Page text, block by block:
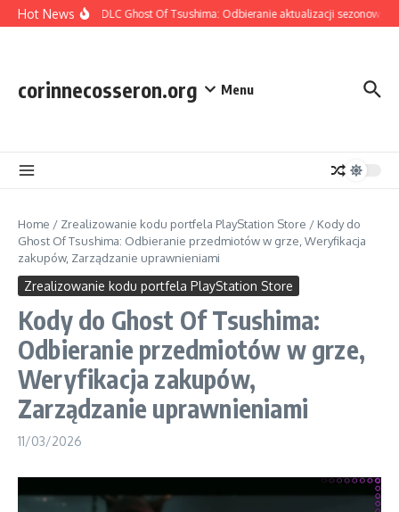
Skip to content
Hot News
Zawartość DLC Ghost Of Tsushima: Odbieranie aktualizacji sezonowych,
corinnecosseron.org Menu
Home / Zrealizowanie kodu portfela PlayStation Store / Kody do
Ghost Of Tsushima: Odbieranie przedmiotów w grze, Weryfikacja
zakupów, Zarządzanie uprawnieniami
Zrealizowanie kodu portfela PlayStation Store
Kody do Ghost Of Tsushima:
Odbieranie przedmiotów w grze,
Weryfikacja zakupów,
Zarządzanie uprawnieniami
11/03/2026